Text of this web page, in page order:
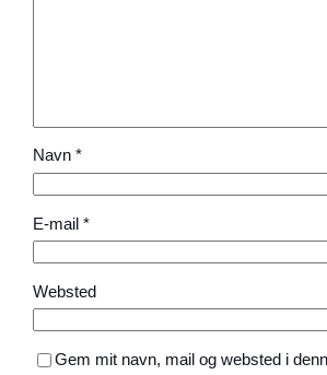
Navn*
E-mail*
Websted
Gem mit navn, mail og websted i